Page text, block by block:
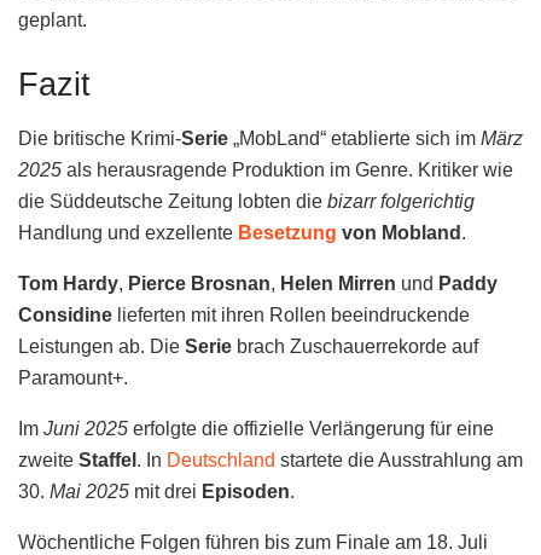
geplant.
Fazit
Die britische Krimi-Serie „MobLand“ etablierte sich im März
2025 als herausragende Produktion im Genre. Kritiker wie
die Süddeutsche Zeitung lobten die bizarr folgerichtig
Handlung und exzellente Besetzung von Mobland .
Tom Hardy, Pierce Brosnan, Helen Mirren und Paddy
Considine lieferten mit ihren Rollen beeindruckende
Leistungen ab. Die Serie brach Zuschauerrekorde auf
Paramount+.
Im Juni 2025 erfolgte die offizielle Verlängerung für eine
zweite Staffel . In Deutschland startete die Ausstrahlung am
30. Mai 2025 mit drei Episoden.
Wöchentliche Folgen führen bis zum Finale am 18. Juli